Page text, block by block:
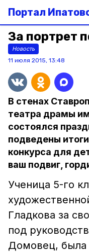
Портал
За портрет
Новость
11 июля 2015, 13:48
В стенах
театра драмы
состоялся
подведены
конкурса для
ваш подвиг,
Ученица 5-го
Гладкова за
под
Домовец, была